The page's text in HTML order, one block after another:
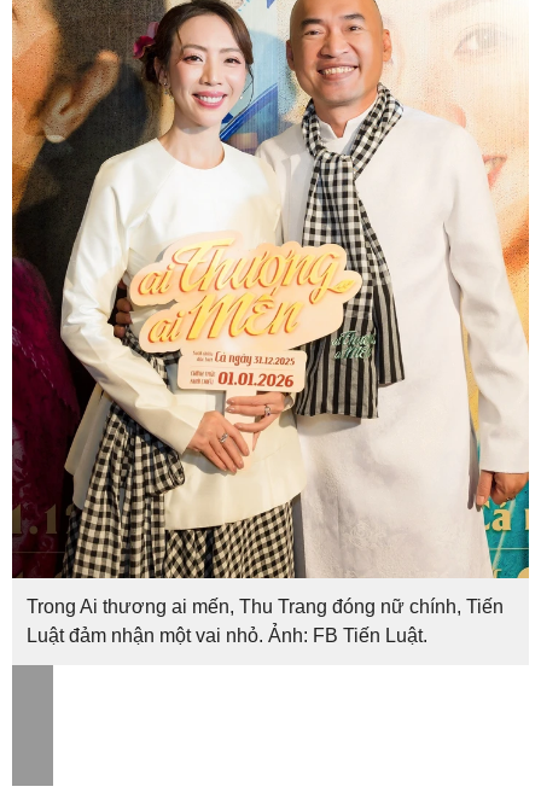
Trong Ai thương ai mến, Thu Trang đóng nữ chính, Tiến
Luật đảm nhận một vai nhỏ. Ảnh: FB Tiến Luật.